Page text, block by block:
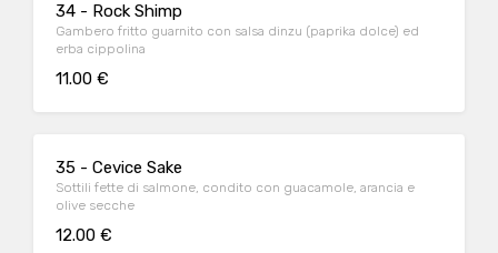
34 - Rock Shimp
Gambero fritto guarnito con salsa dinzu (paprika dolce) ed
erba cippolina
11.00 €
35 - Cevice Sake
Sottili fette di salmone, condito con guacamole, arancia e
olive secche
12.00 €